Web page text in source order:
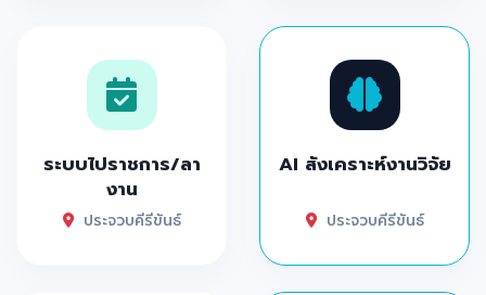
ระบบไปราชการ/ลา
งาน
ประจวบคีรีขันธ์
AI สังเคราะห์งานวิจัย
ประจวบคีรีขันธ์